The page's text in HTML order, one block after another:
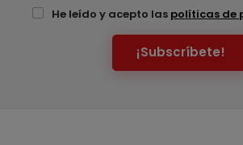
He leído y acepto las políticas de
¡Subscríbete!